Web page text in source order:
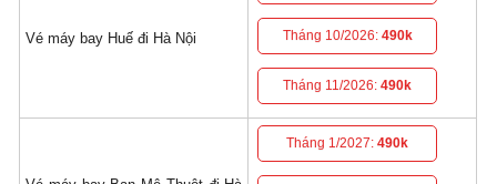
Vé máy bay Huế đi Hà Nội Tháng 10/2026: 490k
Tháng 11/2026:490k
Tháng 1/2027:490k